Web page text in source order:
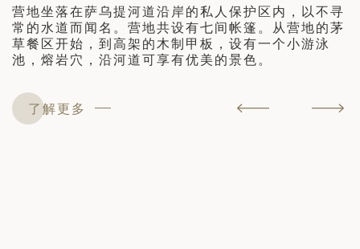
营地坐落在萨乌提河道沿岸的私人保护区内，以不寻
常的水道而闻名。营地共设有七间帐篷。从营地的茅
草餐区开始，到高架的木制甲板，设有一个小游泳
池，熔岩穴，沿河道可享有优美的景色。
了解更多